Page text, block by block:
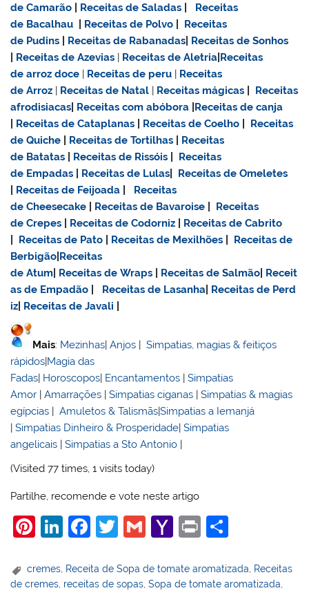
de Camarão
Receitas de Saladas
Receitas
de Bacalhau
Receitas de Polvo
Receitas
de Pudins
Receitas de Rabanadas Receitas de Sonhos
Receitas de Azevias | Receitas de Aletria Receitas
dearroz doce | Receitas de peru | Receitas
de Arroz | Receitas de Natal | Receitas mágicas
Receitas
afrodisiacas Receitas com abóbora Receitas de canja
Receitas de Cataplanas Receitas de Coelho
Receitas
de Quiche
Receitas de Tortilhas
Receitas
de Batatas
Receitas de Rissóis
Receitas
de Empadas
Receitas de Lulas
Receitas de Omeletes
Receitas de Feijoada
Receitas
de Cheesecake
Receitas de Bavaroise
Receitas
de Crepes
Receitas de Codorniz
Receitas de Cabrito
Receitas de Pato Receitas de Mexilhões
Receitas de
Berbigão Receitas
de Atum Receitas de Wraps Receitas de Salmão Receit
as de Empadão
Receitas de Lasanha Receitas de Perd
iz Receitas de Javali
Mais: Mezinhas|Anjos |Simpatias, magias & feitiços
rápidos|Magia das
Fadas| Horoscopos| Encantamentos |Simpatias
Amor |Amarrações |Simpatias ciganas |Simpatias & magias
egípcias |Amuletos & Talismãs|Simpatias a Iemanjá
|Simpatias Dinheiro & Prosperidade|Simpatias
angelicais |Simpatias a Sto Antonio |
(Visited 77 times, 1 visits today)
Partilhe, recomende e vote neste artigo
Pi
er
Li
k
F
c
T
itt
G
ai
Y
h
Pr
t
ar
cremes Receita de Sopa de tomate aromatizada
Receitas
de cremes receitas de sopas ,Sopa de tomate aromatizada